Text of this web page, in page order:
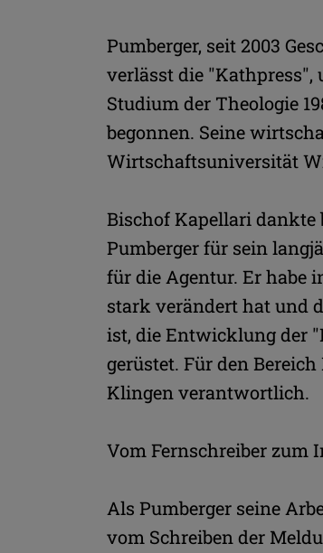
Pumberger, seit 2003
verlässt die "Kathpress",
Studium der Theologie
begonnen. Seine
Wirtschaftsuniversität
Bischof Kapellari dankte
Pumberger für sein
für die Agentur. Er habe
stark verändert hat und
ist, die Entwicklung der
gerüstet. Für den
Klingen verantwortlich.
Vom Fernschreiber zum
Als Pumberger seine
vom Schreiben der